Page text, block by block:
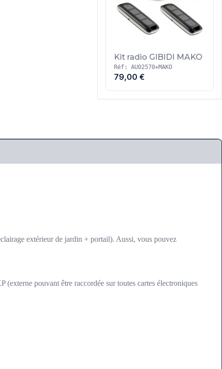
Kit radio GIBIDI MAKO
Réf: AU02570+MAKO
79,00 €
extérieur de jardin + portail). Aussi, vous pouvez
pouvant être raccordée sur toutes cartes électroniques